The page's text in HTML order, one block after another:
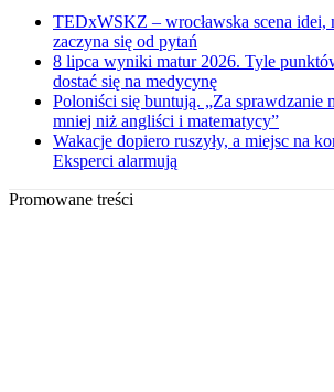
TEDxWSKZ – wrocławska scena idei,
zaczyna się od pytań
8 lipca wyniki matur 2026. Tyle
dostać się na medycynę
Poloniści się buntują. „Za sprawdzanie
mniej niż angliści i matematycy”
Wakacje dopiero ruszyły, a miejsc na
Eksperci alarmują
Promowane treści